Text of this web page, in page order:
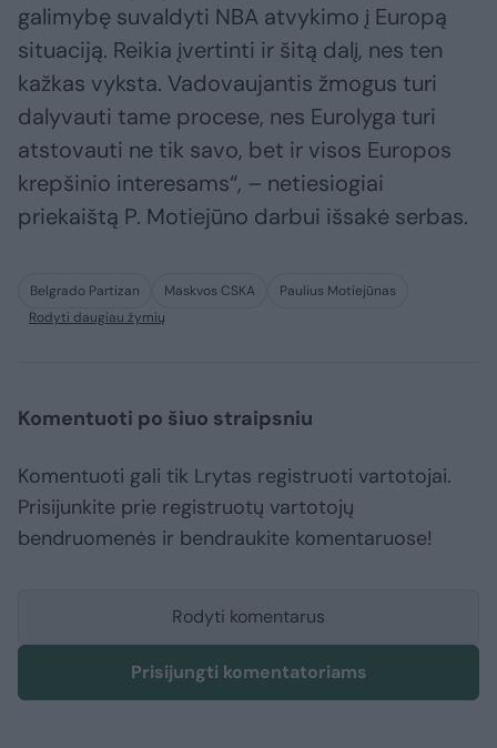
galimybę suvaldyti NBA atvykimo į Europą
situaciją. Reikia įvertinti ir šitą dalį, nes ten
kažkas vyksta. Vadovaujantis žmogus turi
dalyvauti tame procese, nes Eurolyga turi
atstovauti ne tik savo, bet ir visos Europos
krepšinio interesams“, – netiesiogiai
priekaištą P. Motiejūno darbui išsakė serbas.
Belgrado Partizan Maskvos CSKA
Paulius Motiejūnas
Rodyti daugiau žymių
Komentuoti po šiuo straipsniu
Komentuoti gali tik Lrytas registruoti vartotojai.
Prisijunkite prie registruotų vartotojų
bendruomenės ir bendraukite komentaruose!
Rodyti komentarus
Prisijungti komentatoriams